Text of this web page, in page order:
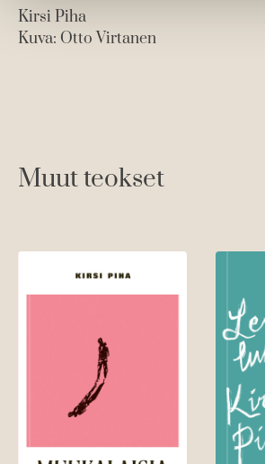
Kirsi Piha
Kuva: Otto Virtanen
Muut teokset